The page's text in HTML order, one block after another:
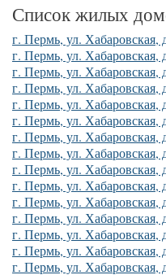
Список жилых
г. Пермь, ул. Хабаровская,
г. Пермь, ул. Хабаровская,
г. Пермь, ул. Хабаровская,
г. Пермь, ул. Хабаровская,
г. Пермь, ул. Хабаровская,
г. Пермь, ул. Хабаровская,
г. Пермь, ул. Хабаровская,
г. Пермь, ул. Хабаровская,
г. Пермь, ул. Хабаровская,
г. Пермь, ул. Хабаровская,
г. Пермь, ул. Хабаровская,
г. Пермь, ул. Хабаровская,
г. Пермь, ул. Хабаровская,
г. Пермь, ул. Хабаровская,
г. Пермь, ул. Хабаровская,